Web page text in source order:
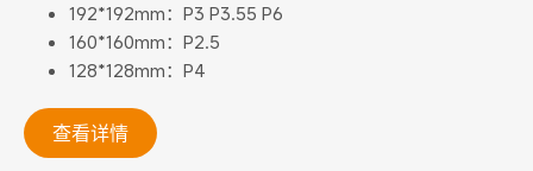
192*192mm：P3 P3.55 P6
160*160mm：P2.5
128*128mm：P4
查看详情